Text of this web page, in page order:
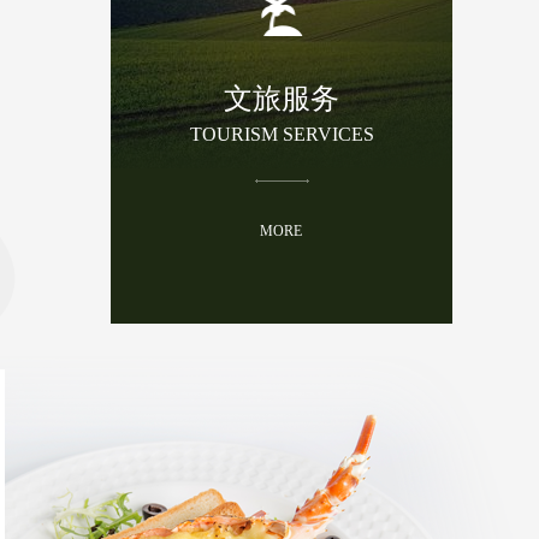
文旅服务
TOURISM SERVICES
MORE